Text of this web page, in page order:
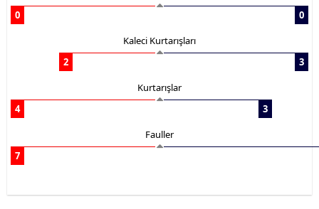
0
0
Kaleci Kurtarışları
2
3
Kurtarışlar
4
3
Fauller
7